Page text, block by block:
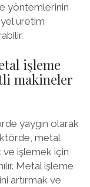
yöntemlerinin
üretim
işleme
makineler
yaygın olarak
metal
işlemek için
Metal işleme
artırmak ve